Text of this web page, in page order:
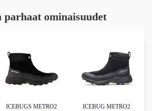
parhaat ominaisuudet
ICEBUGS METRO2
ICEBUG METRO2